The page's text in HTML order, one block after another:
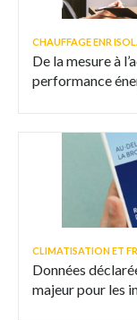
CHAUFFAGE ENR
De la mesure à
performance
CLIMATISATION ET
Données
majeur pour les